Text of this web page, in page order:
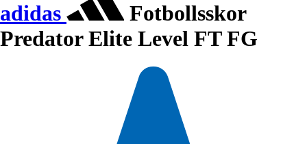
adidas
Fotbollsskor
Predator Elite Level FT FG